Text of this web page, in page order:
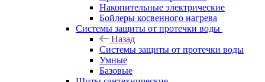
Накопительные электрические
Бойлеры косвенного нагрева
Системы защиты от протечки воды
Назад
Системы защиты от протечки воды
Умные
Базовые